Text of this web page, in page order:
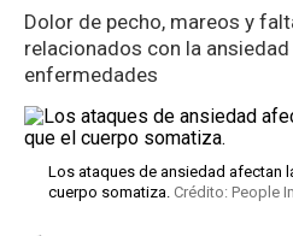
Dolor de pecho, mareos y
relacionados con la
enfermedades
Los ataques de ansiedad afectan
cuerpo somatiza. Crédito: People